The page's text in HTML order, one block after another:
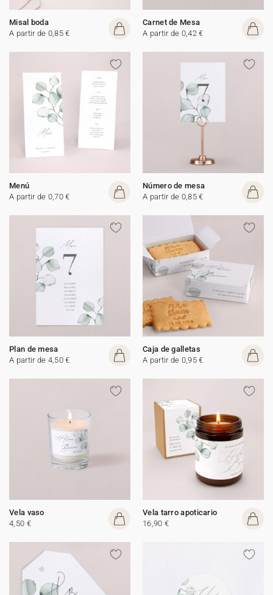
Misal boda
A partir de 0,85 €
Carnet de Mesa
A partir de 0,42 €
Menú
A partir de 0,70 €
Número de mesa
A partir de 0,85 €
Plan de mesa
A partir de 4,50 €
Caja de galletas
A partir de 0,95 €
Vela vaso
4,50 €
Vela tarro apoticario
16,90 €